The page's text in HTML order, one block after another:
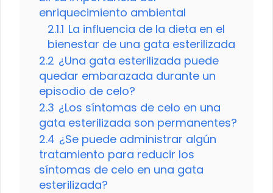
enriquecimiento ambiental
2.1.1 La influencia de la dieta en el
bienestar de una gata esterilizada
2.2 ¿Una gata esterilizada puede
quedar embarazada durante un
episodio de celo?
2.3 ¿Los síntomas de celo en una
gata esterilizada son permanentes?
2.4 ¿Se puede administrar algún
tratamiento para reducir los
síntomas de celo en una gata
esterilizada?